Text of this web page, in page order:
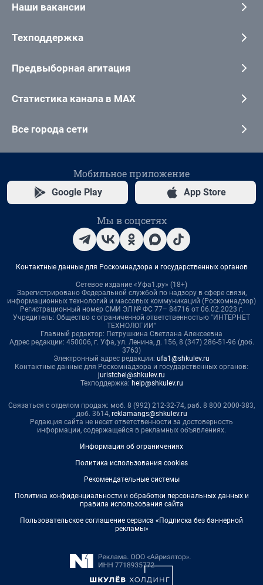
Наши вакансии
Техподдержка
Предвыборная агитация
Статистика канала в MAX
Все города сети
Мобильное приложение
Google Play App Store
Мы в соцсетях
Контактные данные для Роскомнадзора и государственных органов
Сетевое издание «Уфа1.ру» (18+)
Зарегистрировано Федеральной службой по надзору в сфере связи,
информационных технологий и массовых коммуникаций (Роскомнадзор)
Регистрационный номер СМИ ЭЛ № ФС 77– 84716 от 06.02.2023 г.
Учредитель: Общество с ограниченной ответственностью "ИНТЕРНЕТ
ТЕХНОЛОГИИ"
Главный редактор: Петрушкина Светлана Алексеевна
Адрес редакции: 450006, г. Уфа, ул. Ленина, д. 156, 8 (347) 286-51-96 (доб.
3763)
Электронный адрес редакции: ufa1@shkulev.ru
Контактные данные для Роскомнадзора и государственных органов:
juristchel@shkulev.ru
Техподдержка: help@shkulev.ru
Связаться с отделом продаж: моб. 8 (992) 212-32-74, раб. 8 800 2000-383,
доб. 3614, reklamangs@shkulev.ru
Редакция сайта не несет ответственности за достоверность
информации, содержащейся в рекламных объявлениях.
Информация об ограничениях
Политика использования cookies
Рекомендательные системы
Политика конфиденциальности и обработки персональных данных и
правила использования сайта
Пользовательское соглашение сервиса «Подписка без баннерной
рекламы»